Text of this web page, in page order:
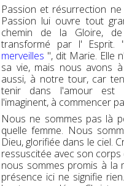
Passion et résurrection
Passion lui ouvre tout
chemin de la Gloire,
transformé par l' Esprit.
merveilles ", dit Marie. Elle
sa vie, mais nous avons
aussi, à notre tour, car
tenir dans l'amour est
l'imaginent, à commencer
Nous ne sommes pas là
quelle femme. Nous
Dieu, glorifiée dans le ciel.
ressuscitée avec son corps
nous sommes promis à la
présence ici ne signifie